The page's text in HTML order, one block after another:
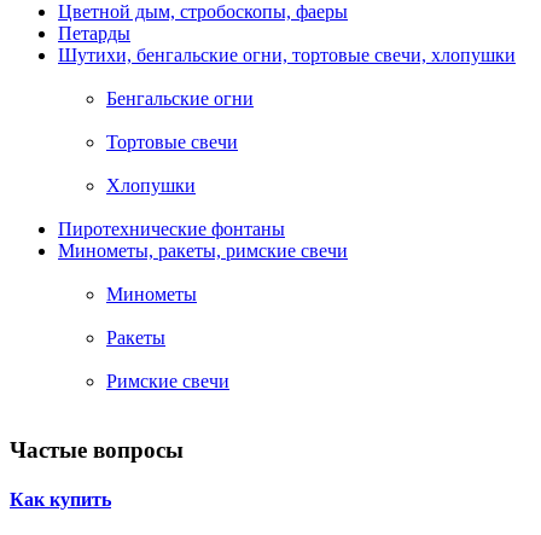
Цветной дым, стробоскопы, фаеры
Петарды
Шутихи, бенгальские огни, тортовые свечи, хлопушки
Бенгальские огни
Тортовые свечи
Хлопушки
Пиротехнические фонтаны
Минометы, ракеты, римские свечи
Минометы
Ракеты
Римские свечи
Частые вопросы
Как купить